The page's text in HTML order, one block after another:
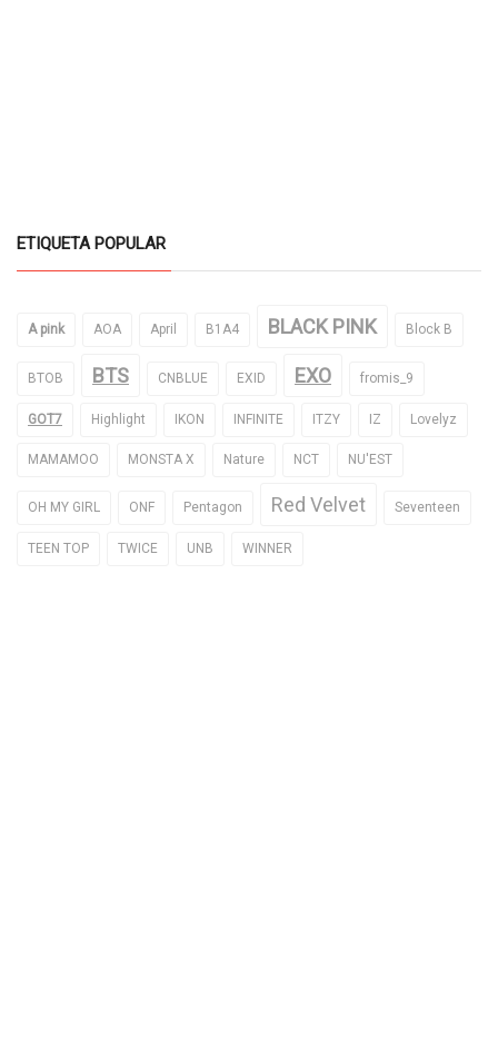
ETIQUETA POPULAR
A pink AOA April B1A4 BLACK PINK Block B
BTOB BTS CNBLUE EXID EXO fromis_9
GOT7 Highlight IKON INFINITE ITZY IZ Lovelyz
MAMAMOO MONSTA X Nature NCT NU'EST
OH MY GIRL ONF Pentagon Red Velvet Seventeen
TEEN TOP TWICE UNB WINNER